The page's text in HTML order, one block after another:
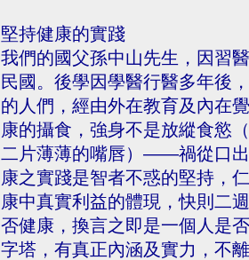
堅持健康的實踐
我們的國父孫中山先生，因習
民國。後學因學醫行醫多年後
的人們，經由外在教育及內在
康的攝食，強身不是放縱食慾
二片薄薄的嘴唇）——禍從口
康之實踐是智者不惑的堅持，
康中真實利益的體現，快則二
否健康，換言之即是一個人是
字塔，有真正內涵及實力，不